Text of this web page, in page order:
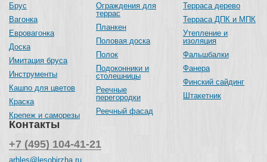
Брус
Вагонка
Евровагонка
Доска
Имитация бруса
Инструменты
Кашпо для цветов
Краска
Крепеж и саморезы
Ограждения для
террас
Планкен
Половая доска
Полок
Подоконники и
столешницы
Реечные
перегородки
Реечный фасад
Терраса дерево
Терраса ДПК и МПК
Утепление и
изоляция
Фальшбалки
Фанера
Финский сайдинг
Штакетник
Контакты
+7 (495) 104-41-21
arhles@lesobirzha.ru